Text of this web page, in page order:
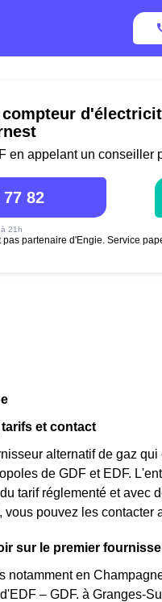
en appelant un conseiller
82
21h
partenaire d'Engie. Service
et contact
alternatif de gaz
de GDF et EDF.
tarif réglementé et avec
pouvez les contacter
sur le premier
notamment en
– GDF. à Granges-